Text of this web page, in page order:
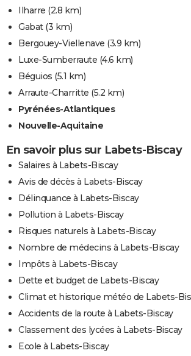
Ilharre (2.8 km)
Gabat(3 km)
Bergouey-Viellenave (3.9 km)
Luxe-Sumberraute (4.6 km)
Béguios (5.1 km)
Arraute-Charritte (5.2 km)
Pyrénées-Atlantiques
Nouvelle-Aquitaine
En savoir plus sur Labets-Biscay
Salaires à Labets-Biscay
Avis de décès à Labets-Biscay
Délinquance à Labets-Biscay
Pollution à Labets-Biscay
Risques naturels à Labets-Biscay
Nombre de médecins à Labets-Biscay
Impôts à Labets-Biscay
Dette et budget de Labets-Biscay
Climat et historique météo de Labets-
Accidents de la route à Labets-Biscay
Classement des lycées à Labets-Biscay
Ecole à Labets-Biscay